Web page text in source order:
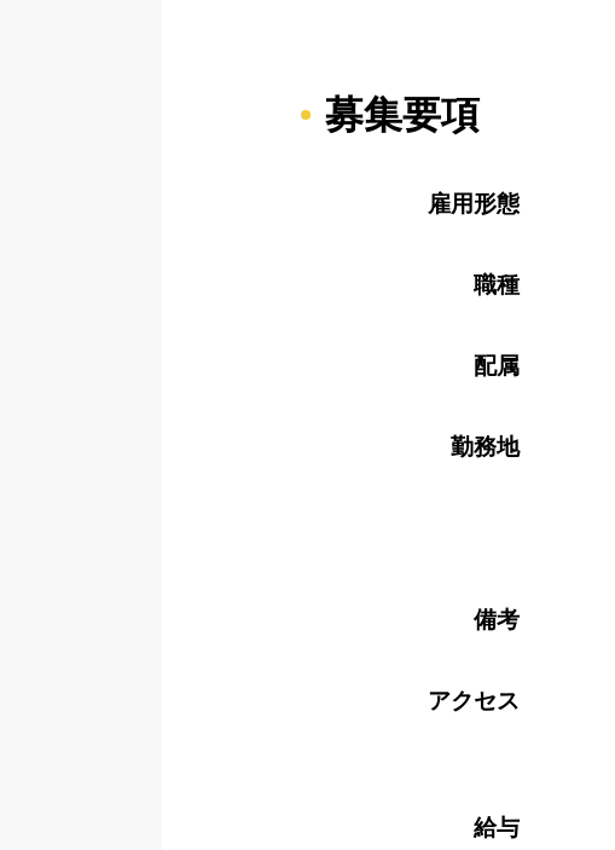
募集要項
雇用形態
職種
配属
勤務地
備考
アクセス
給与